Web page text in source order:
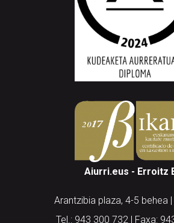
Aiurri.eus - Erroitz
Arantzibia plaza, 4-5 behea |